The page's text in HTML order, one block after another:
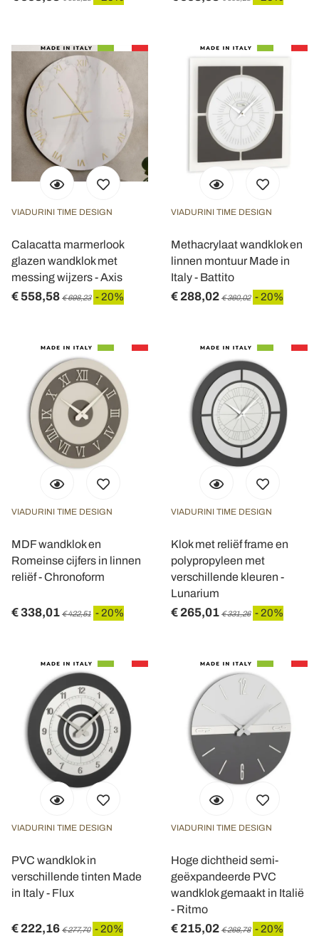
VIADURINI TIME DESIGN
Calacatta marmerlook
glazen wandklok met
messing wijzers - Axis
€ 558,58 € 698,23 - 20%
VIADURINI TIME DESIGN
Methacrylaat wandklok en
linnen montuur Made in
Italy - Battito
€ 288,02 € 360,02 - 20%
VIADURINI TIME DESIGN
MDF wandklok en
Romeinse cijfers in linnen
reliëf - Chronoform
€ 338,01 € 422,51 - 20%
VIADURINI TIME DESIGN
Klok met reliëf frame en
polypropyleen met
verschillende kleuren -
Lunarium
€ 265,01 € 331,26 - 20%
VIADURINI TIME DESIGN
PVC wandklok in
verschillende tinten Made
in Italy - Flux
€ 222,16 € 277,70 - 20%
VIADURINI TIME DESIGN
Hoge dichtheid semi-
geëxpandeerde PVC
wandklok gemaakt in Italië
- Ritmo
€ 215,02 € 268,78 - 20%